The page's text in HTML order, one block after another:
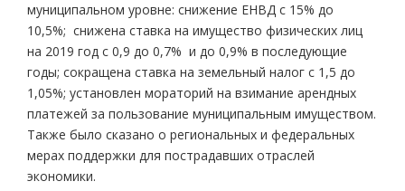
муниципальном уровне: снижение ЕНВД с 15% до
10,5%; снижена ставка на имущество физических лиц
на 2019 год с 0,9 до 0,7% и до 0,9% в последующие
годы; сокращена ставка на земельный налог с 1,5 до
1,05%; установлен мораторий на взимание арендных
платежей за пользование муниципальным имуществом.
Также было сказано о региональных и федеральных
мерах поддержки для пострадавших отраслей
экономики.